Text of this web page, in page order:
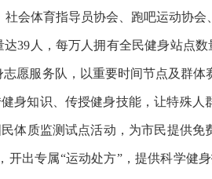
会体育指导员协会、 跑吧运动协会
达39 人，每万人拥有全民健身站点数
愿服务队， 以重要时间节点及群体
身知识、传授健身技能，让特殊人
体质监测试点活动 ，为市民提供免
开出专属“运动处方”，提供科学健